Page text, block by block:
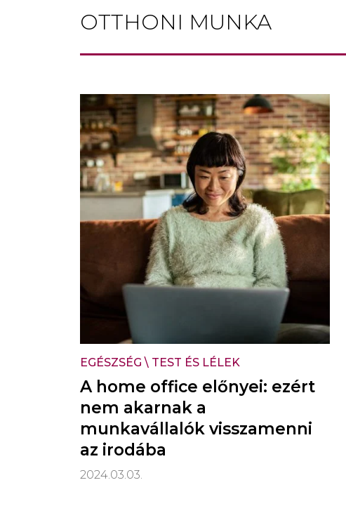
OTTHONI MUNKA
EGÉSZSÉG \ TEST ÉS LÉLEK
A home office előnyei: ezért
nem akarnak a
munkavállalók visszamenni
az irodába
2024.03.03.